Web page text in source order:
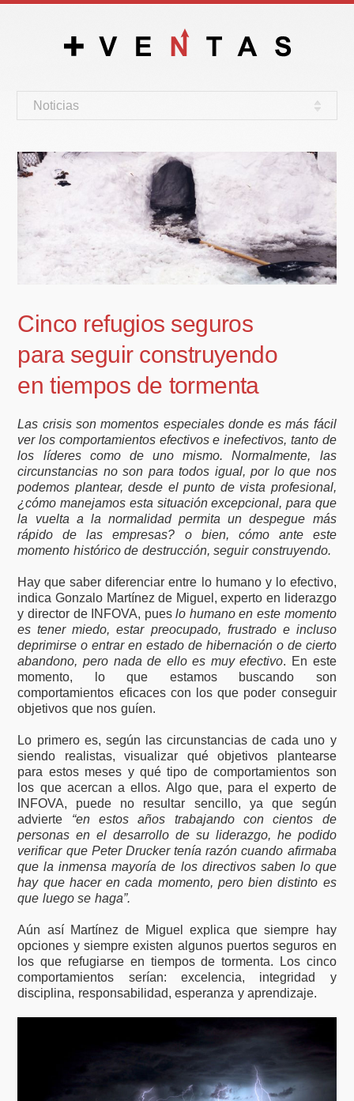
Noticias
Cinco refugios seguros
para seguir construyendo
en tiempos de tormenta
Las crisis son momentos especiales donde es más fácil
ver los comportamientos efectivos e inefectivos, tanto de
los líderes como de uno mismo. Normalmente, las
circunstancias no son para todos igual, por lo que nos
podemos plantear, desde el punto de vista profesional,
¿cómo manejamos esta situación excepcional, para que
la vuelta a la normalidad permita un despegue más
rápido de las empresas? o bien, cómo ante este
momento histórico de destrucción, seguir construyendo.
Hay que saber diferenciar entre lo humano y lo efectivo,
indica Gonzalo Martínez de Miguel, experto en liderazgo
y director de INFOVA, pueslo humano en este momento
es tener miedo, estar preocupado, frustrado e incluso
deprimirse o entrar en estado de hibernación o de cierto
abandono, pero nada de ello es muy efectivo. En este
momento, lo que estamos buscando son
comportamientos eficaces con los que poder conseguir
objetivos que nos guíen.
Lo primero es, según las circunstancias de cada uno y
siendo realistas, visualizar qué objetivos plantearse
para estos meses y qué tipo de comportamientos son
los que acercan a ellos. Algo que, para el experto de
INFOVA, puede no resultar sencillo, ya que según
advierte “en estos años trabajando con cientos de
personas en el desarrollo de su liderazgo, he podido
verificar que Peter Drucker tenía razón cuando afirmaba
que la inmensa mayoría de los directivos saben lo que
hay que hacer en cada momento, pero bien distinto es
que luego se haga”.
Aún así Martínez de Miguel explica que siempre hay
opciones y siempre existen algunos puertos seguros en
los que refugiarse en tiempos de tormenta. Los cinco
comportamientos serían: excelencia, integridad y
disciplina, responsabilidad, esperanza y aprendizaje.